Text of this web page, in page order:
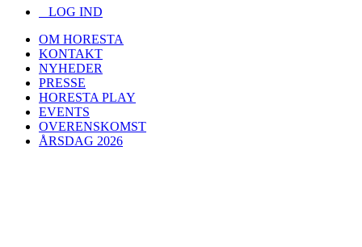
LOG IND
OM HORESTA
KONTAKT
NYHEDER
PRESSE
HORESTA PLAY
EVENTS
OVERENSKOMST
ÅRSDAG 2026